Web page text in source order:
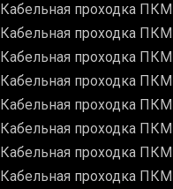
Кабельная проходка
Кабельная проходка
Кабельная проходка
Кабельная проходка
Кабельная проходка
Кабельная проходка
Кабельная проходка
Кабельная проходка